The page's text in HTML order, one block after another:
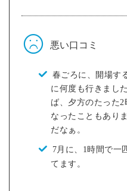
悪い口コミ
春ごろに、開場す
に何度も行きまし
ば、夕方のたった
なったこともあり
だなぁ。
7月に、1時間で一
てます。